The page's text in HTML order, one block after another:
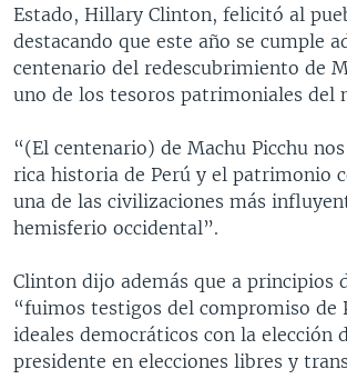
BRASIL
ENTRETENIMIENTO Y CULTURA
TECNOLOGÍA
CIENCIA Y SALUD
VIDEOS
FOTOGRAFÍA
PROGRAMAS TV
EL MUNDO AL DÍA
FORO INTERAMERICANO
VISIÓN 360
LAS CLAVES
PANORAMA
RADIO
AVANCE INFORMATIVO
AUDIONOTICIAS
BUENOS DÍAS AMÉRICA
ESTADOS UNIDOS AL DÍA
EL MUNDO AL DÍA [RADIO]
FORO [RADIO]
DEPORTIVO INTERNACIONAL
DOCUMENTALES DE LA VOA
Learning English
Estado, Hillary Clinton, felicitó al
destacando que este año se cumple
centenario del redescubrimiento de
uno de los tesoros patrimoniales del
“(El centenario) de Machu Picchu
rica historia de Perú y el patrimonio
una de las civilizaciones más
hemisferio occidental”.
Clinton dijo además que a principios
“fuimos testigos del compromiso de
ideales democráticos con la elección
presidente en elecciones libres y